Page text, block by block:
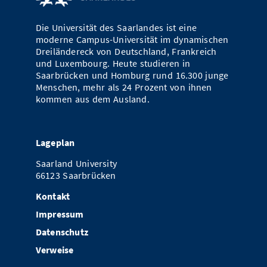
Open Science/Open Access
Zahlen & Fakten
Preise, Auszeichnungen und Förderungen
Kontakt
SIC Merchandise
SIC Podcast
Anfahrt
AnsprechpartnerInnen, Personen, Forschungsgruppen
Termine, Vorträge und Veranstaltungen
Alumni
Die Universität des Saarlandes ist eine
moderne Campus-Universität im dynamischen
Dreiländereck von Deutschland, Frankreich
und Luxembourg. Heute studieren in
Saarbrücken und Homburg rund 16.300 junge
Menschen, mehr als 24 Prozent von ihnen
kommen aus dem Ausland.
Lageplan
Saarland University
66123 Saarbrücken
Kontakt
Impressum
Datenschutz
Verweise